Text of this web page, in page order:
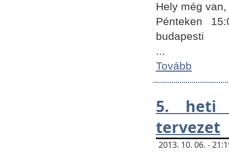
Hely még
Pénteken
budapesti
...
Tovább
5. heti
tervezet
2013. 10. 06. -